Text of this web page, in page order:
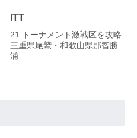
ITT
21 トーナメント激戦区を攻略
三重県尾鷲・和歌山県那智勝
浦